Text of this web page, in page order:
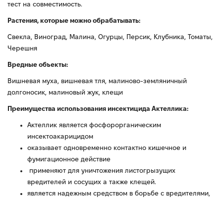
тест на совместимость.
Растения, которые можно обрабатывать:
Свекла, Виноград, Малина, Огурцы, Персик, Клубника, Томаты,
Черешня
Вредные объекты:
Вишневая муха, вишневая тля, малиново-земляничный
долгоносик, малиновый жук, клещи
Преимущества использования инсектицида Актеллика:
Актеллик является фосфорорганическим
инсектоакарицидом
оказывает одновременно контактно кишечное и
фумигационное действие
применяют для уничтожения листогрызущих
вредителей и сосущих а также клещей.
является надежным средством в борьбе с вредителями,